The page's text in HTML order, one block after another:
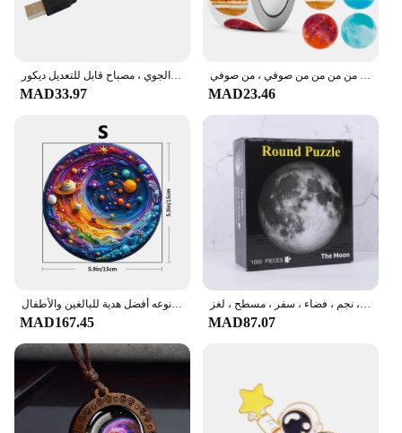
جهاز عرض ضوئي ليلي نجمي لسقف السيارة صغير ، مصباح مجرة للغلاف الجوي ، مصباح قابل للتعديل ديكور USB ، سقف السيارة ، ديكور سقف الغرفة
MAD33.97
ملصقات كواكب النظام الشمسي الملونة ، معرفة الفضاء ، هدايا مزينة ، غلاية ، ملصق قرطاسية للهاتف ، من من من من من من من من من من صوفي ، من صوفي
MAD23.46
ألغاز الصور المقطوعة الخشبية للبالغين - كوكب الفضاء الأرض، حزمة هدايا جميلة، شكل فريد من نوعه أفضل هدية للبالغين والأطفال
MAD167.45
لغز القطع للكبار ، لعبة تعليمية ، قمر ، قوس قزح ، نجم ، فضاء ، سفر ، مسطح ، لغز
MAD87.07